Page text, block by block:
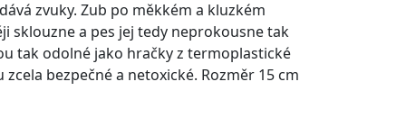
zvuky. Zub po měkkém a kluzkém
sklouzne a pes jej tedy neprokousne tak
tak odolné jako hračky z termoplastické
zcela bezpečné a netoxické. Rozměr 15 cm